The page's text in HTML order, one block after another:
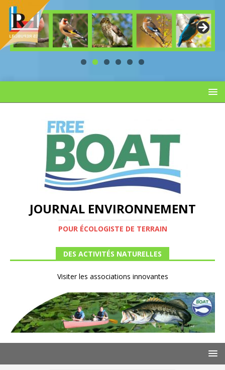
JOURNAL ENVIRONNEMENT
POUR ÉCOLOGISTE DE TERRAIN
DES ACTIVITÉS NATURELLES
Visiter les associations innovantes